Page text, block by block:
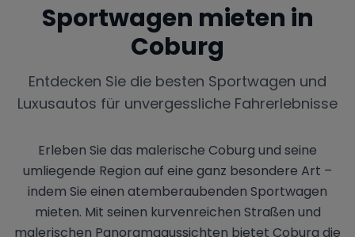
Sportwagen mieten in
Coburg
Entdecken Sie die besten Sportwagen und
Luxusautos für unvergessliche Fahrerlebnisse
Erleben Sie das malerische Coburg und seine
umliegende Region auf eine ganz besondere Art –
indem Sie einen atemberaubenden Sportwagen
mieten. Mit seinen kurvenreichen Straßen und
malerischen Panoramaaussichten bietet Coburg die